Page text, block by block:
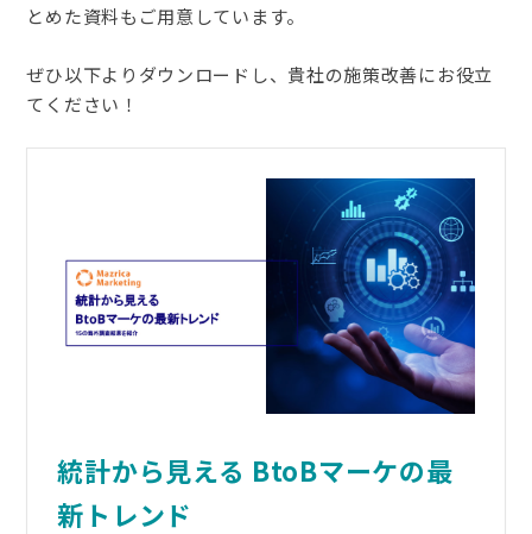
とめた資料もご用意しています。
ぜひ以下よりダウンロードし、貴社の施策改善にお役立
てください！
統計から見える BtoBマーケの最
新トレンド